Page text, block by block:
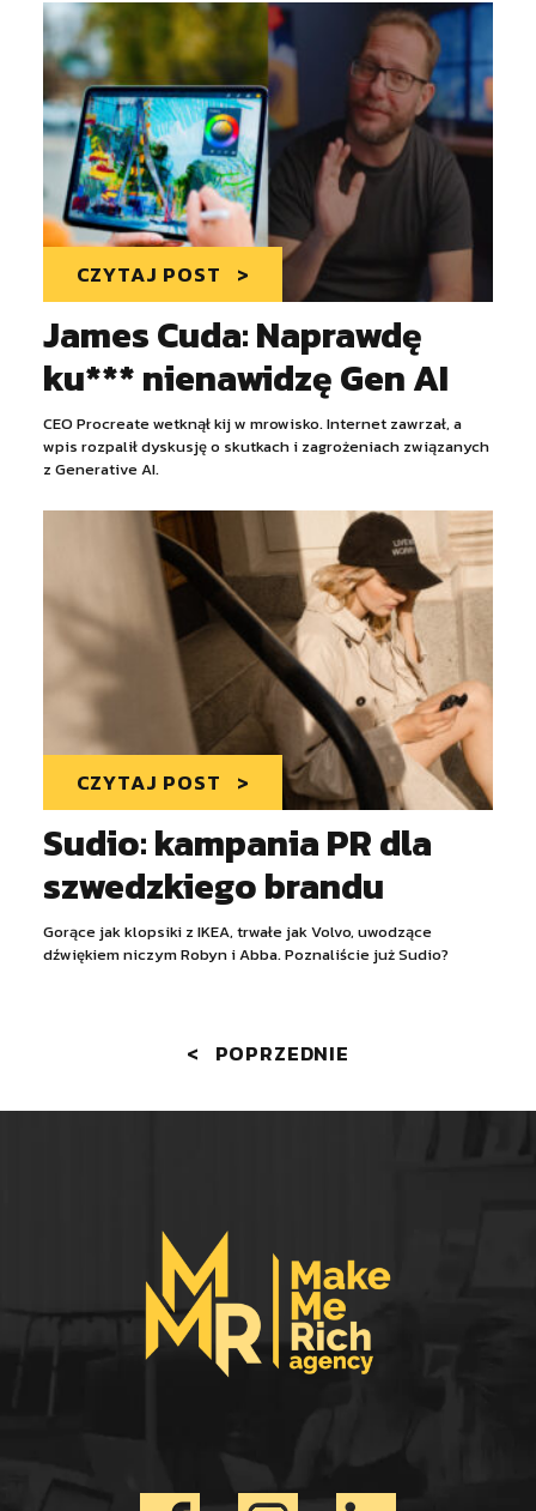
CZYTAJ POST
James Cuda: Naprawdę
ku*** nienawidzę Gen AI
CEO Procreate wetknął kij w mrowisko. Internet zawrzał, a
wpis rozpalił dyskusję o skutkach i zagrożeniach związanych
z Generative AI.
CZYTAJ POST
Sudio: kampania PR dla
szwedzkiego brandu
Gorące jak klopsiki z IKEA, trwałe jak Volvo, uwodzące
dźwiękiem niczym Robyn i Abba. Poznaliście już Sudio?
Nawigacja po wpisach
POPRZEDNIE